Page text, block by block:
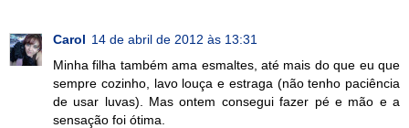
Carol 14 de abril de 2012 às 13:31
Minha filha também ama esmaltes, até mais do que eu que
sempre cozinho, lavo louça e estraga (não tenho paciência
de usar luvas). Mas ontem consegui fazer pé e mão e a
sensação foi ótima.